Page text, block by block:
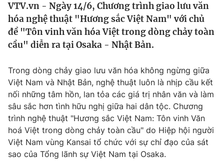
Thế giới
Tin tức
Thế giới đó đây
Câu chuyện quốc tế
Tài chính
Thị trường
Góc doanh nghiệp
Dữ liệu và đời sống
Truyền hình
Phim VTV
Hậu trường
Giải trí
VTV.vn - Ngày 14/6, Chương trình giao lưu văn
hóa nghệ thuật "Hương sắc Việt Nam" với chủ
đề "Tôn vinh văn hóa Việt trong dòng chảy toàn
cầu" diễn ra tại Osaka - Nhật Bản.
Trong dòng chảy giao lưu văn hóa không ngừng giữa
Việt Nam và Nhật Bản, nghệ thuật luôn là nhịp cầu kết
nối những tâm hồn, lan tỏa các giá trị nhân văn và làm
sâu sắc hơn tình hữu nghị giữa hai dân tộc. Chương
trình nghệ thuật "Hương sắc Việt Nam: Tôn vinh Văn
hoá Việt trong dòng chảy toàn cầu" do Hiệp hội người
Việt Nam vùng Kansai tổ chức với sự chỉ đạo của sát
sao của Tổng lãnh sự Việt Nam tại Osaka.